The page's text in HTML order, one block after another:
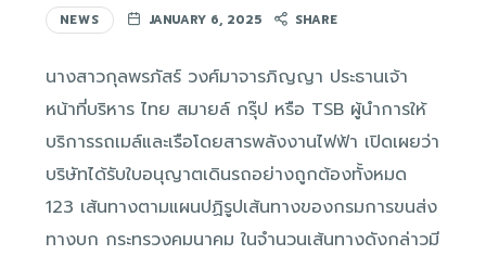
NEWS JANUARY 6, 2025 SHARE
นางสาวกุลพรภัสร์ วงศ์มาจารภิญญา ประธานเจ้า
หน้าที่บริหาร ไทย สมายล์ กรุ๊ป หรือ TSB ผู้นำการให้
บริการรถเมล์และเรือโดยสารพลังงานไฟฟ้า เปิดเผยว่า
บริษัทได้รับใบอนุญาตเดินรถอย่างถูกต้องทั้งหมด
123 เส้นทางตามแผนปฏิรูปเส้นทางของกรมการขนส่ง
ทางบก กระทรวงคมนาคม ในจำนวนเส้นทางดังกล่าวมี